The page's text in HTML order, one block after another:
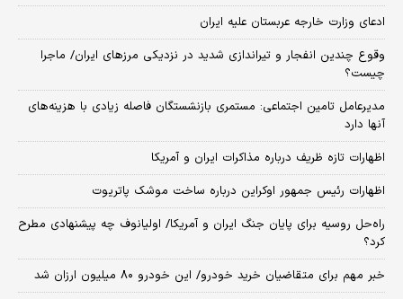
ادعای وزارت خارجه عربستان علیه ایران
وقوع چندین انفجار و تیراندازی شدید در نزدیکی مرز‌های ایران/ ماجرا
چیست؟
مدیرعامل تامین اجتماعی: مستمری بازنشستگان فاصله زیادی با هزینه‌های
آنها دارد
اظهارات تازه ظریف درباره مذاکرات ایران و آمریکا
اظهارات رئیس جمهور اوکراین درباره ساخت موشک پاتریوت
راه‌حل روسیه برای پایان جنگ ایران و آمریکا/ اولیانوف چه پیشنهادی مطرح
کرد؟
خبر مهم برای متقاضیان خرید خودرو/ این خودرو ۸۰ میلیون ارزان شد